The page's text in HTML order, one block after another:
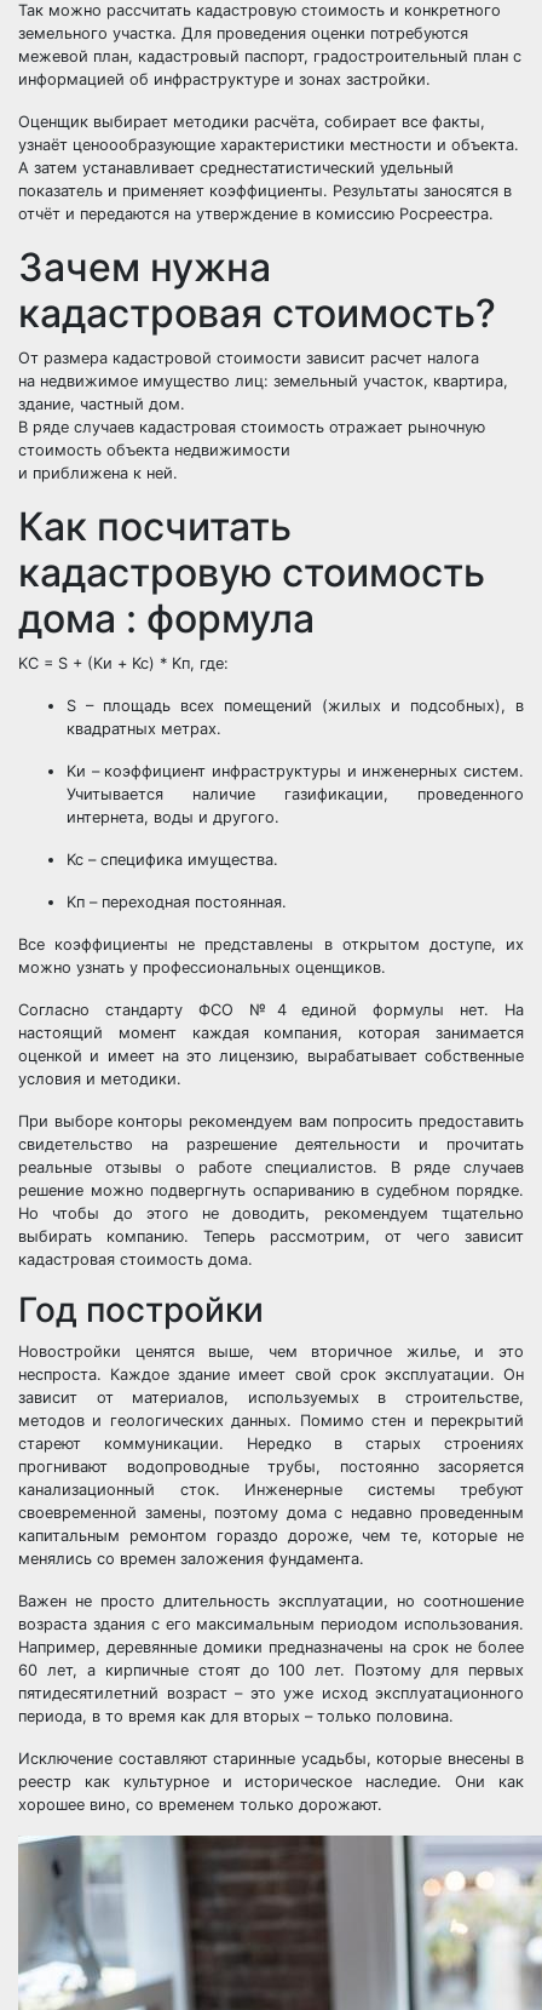
Так можно рассчитать кадастровую стоимость и конкретного
земельного участка. Для проведения оценки потребуются
межевой план, кадастровый паспорт, градостроительный план с
информацией об инфраструктуре и зонах застройки.
Оценщик выбирает методики расчёта, собирает все факты,
узнаёт ценоообразующие характеристики местности и объекта.
А затем устанавливает среднестатистический удельный
показатель и применяет коэффициенты. Результаты заносятся в
отчёт и передаются на утверждение в комиссию Росреестра.
Зачем нужна
кадастровая стоимость?
От размера кадастровой стоимости зависит расчет налога
на недвижимое имущество лиц: земельный участок, квартира,
здание, частный дом.
В ряде случаев кадастровая стоимость отражает рыночную
стоимость объекта недвижимости
и приближена к ней.
Как посчитать
кадастровую стоимость
дома : формула
KC = S + (Kи + Kc) * Kп, где:
S – площадь всех помещений (жилых и подсобных), в
квадратных метрах.
Kи – коэффициент инфраструктуры и инженерных систем.
Учитывается наличие газификации, проведенного
интернета, воды и другого.
Kc – специфика имущества.
Kп – переходная постоянная.
Все коэффициенты не представлены в открытом доступе, их
можно узнать у профессиональных оценщиков.
Согласно стандарту ФСО №4 единой формулы нет. На
настоящий момент каждая компания, которая занимается
оценкой и имеет на это лицензию, вырабатывает собственные
условия и методики.
При выборе конторы рекомендуем вам попросить предоставить
свидетельство на разрешение деятельности и прочитать
реальные отзывы о работе специалистов. В ряде случаев
решение можно подвергнуть оспариванию в судебном порядке.
Но чтобы до этого не доводить, рекомендуем тщательно
выбирать компанию. Теперь рассмотрим, от чего зависит
кадастровая стоимость дома.
Год постройки
Новостройки ценятся выше, чем вторичное жилье, и это
неспроста. Каждое здание имеет свой срок эксплуатации. Он
зависит от материалов, используемых в строительстве,
методов и геологических данных. Помимо стен и перекрытий
стареют коммуникации. Нередко в старых строениях
прогнивают водопроводные трубы, постоянно засоряется
канализационный сток. Инженерные системы требуют
своевременной замены, поэтому дома с недавно проведенным
капитальным ремонтом гораздо дороже, чем те, которые не
менялись со времен заложения фундамента.
Важен не просто длительность эксплуатации, но соотношение
возраста здания с его максимальным периодом использования.
Например, деревянные домики предназначены на срок не более
60 лет, а кирпичные стоят до 100 лет. Поэтому для первых
пятидесятилетний возраст – это уже исход эксплуатационного
периода, в то время как для вторых – только половина.
Исключение составляют старинные усадьбы, которые внесены в
реестр как культурное и историческое наследие. Они как
хорошее вино, со временем только дорожают.